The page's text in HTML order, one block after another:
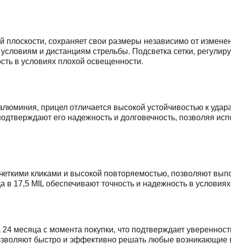
сохраняет свои размеры независимо от
и дистанциям стрельбы. Подсветка сетки,
в условиях плохой освещенности.
прицел отличается высокой устойчивостью к
его надежность и долговечность, позволяя
кликами и высокой повторяемостью, позволяют
в 17,5 MIL обеспечивают точность и надежность в
месяца с момента покупки, что подтверждает
быстро и эффективно решать любые возникающие